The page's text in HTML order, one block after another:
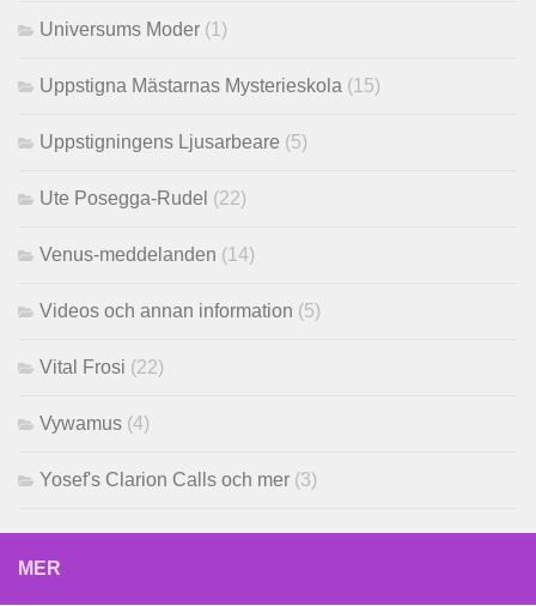
Universums Moder (1)
Uppstigna Mästarnas Mysterieskola (15)
Uppstigningens Ljusarbeare (5)
Ute Posegga-Rudel (22)
Venus-meddelanden (14)
Videos och annan information (5)
Vital Frosi (22)
Vywamus (4)
Yosef's Clarion Calls och mer (3)
MER